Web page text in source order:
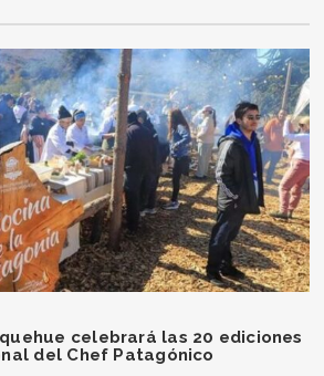
celebrará las 20 ediciones
del Chef Patagónico